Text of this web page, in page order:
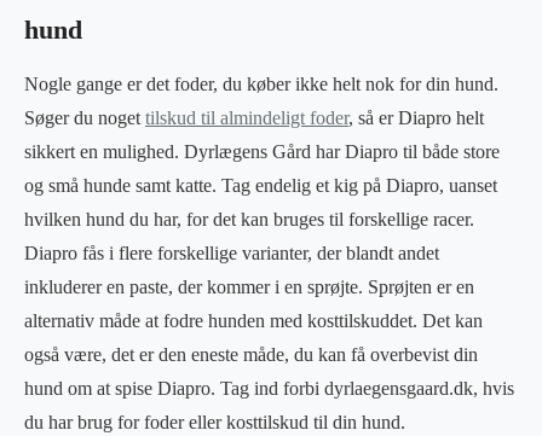
hund
Nogle gange er det foder, du køber ikke helt nok for din hund.
Søger du noget tilskud til almindeligt foder, så er Diapro helt
sikkert en mulighed. Dyrlægens Gård har Diapro til både store
og små hunde samt katte. Tag endelig et kig på Diapro, uanset
hvilken hund du har, for det kan bruges til forskellige racer.
Diapro fås i flere forskellige varianter, der blandt andet
inkluderer en paste, der kommer i en sprøjte. Sprøjten er en
alternativ måde at fodre hunden med kosttilskuddet. Det kan
også være, det er den eneste måde, du kan få overbevist din
hund om at spise Diapro. Tag ind forbi dyrlaegensgaard.dk, hvis
du har brug for foder eller kosttilskud til din hund.